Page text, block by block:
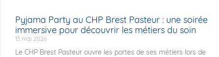
Pyjama Party au CHP Brest Pasteur : une soirée
immersive pour découvrir les métiers du soin
13 mai 2026
Le CHP Brest Pasteur ouvre les portes de ses métiers lors de